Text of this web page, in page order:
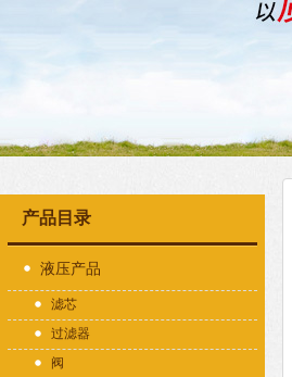
产品目录
液压产品
滤芯
过滤器
阀